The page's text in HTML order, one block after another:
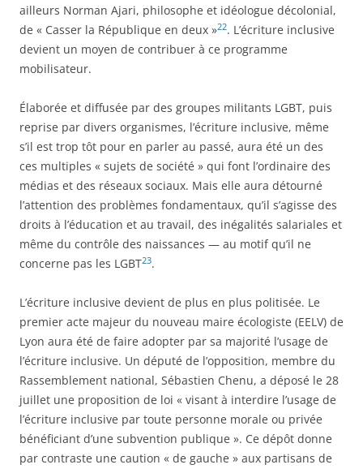
ailleurs Norman Ajari, philosophe et idéologue décolonial,
de « Casser la République en deux »22. L’écriture inclusive
devient un moyen de contribuer à ce programme
mobilisateur.
Élaborée et diffusée par des groupes militants LGBT, puis
reprise par divers organismes, l’écriture inclusive, même
s’il est trop tôt pour en parler au passé, aura été un des
ces multiples « sujets de société » qui font l’ordinaire des
médias et des réseaux sociaux. Mais elle aura détourné
l’attention des problèmes fondamentaux, qu’il s’agisse des
droits à l’éducation et au travail, des inégalités salariales et
même du contrôle des naissances — au motif qu’il ne
concerne pas les LGBT23.
L’écriture inclusive devient de plus en plus politisée. Le
premier acte majeur du nouveau maire écologiste (EELV) de
Lyon aura été de faire adopter par sa majorité l’usage de
l’écriture inclusive. Un député de l’opposition, membre du
Rassemblement national, Sébastien Chenu, a déposé le 28
juillet une proposition de loi « visant à interdire l’usage de
l’écriture inclusive par toute personne morale ou privée
bénéficiant d’une subvention publique ». Ce dépôt donne
par contraste une caution « de gauche » aux partisans de